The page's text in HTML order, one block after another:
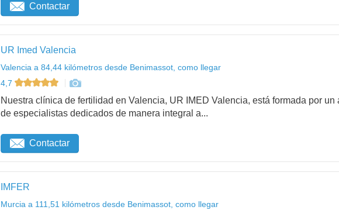
Contactar
UR Imed Valencia
Valencia a 84,44 kilómetros desde Benimassot, como llegar
4,7
Nuestra clínica de fertilidad en Valencia, UR IMED Valencia, está formada por un
de especialistas dedicados de manera integral a...
Contactar
IMFER
Murcia a 111,51 kilómetros desde Benimassot, como llegar